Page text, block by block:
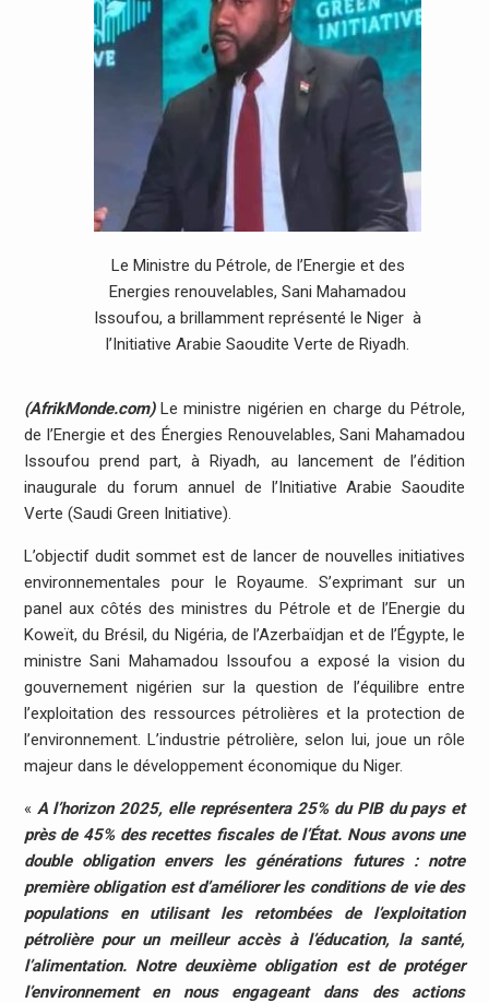
Le Ministre du Pétrole, de l’Energie et des
Energies renouvelables, Sani Mahamadou
Issoufou, a brillamment représenté le Niger à
l’Initiative Arabie Saoudite Verte de Riyadh.
(AfrikMonde.com)Le ministre nigérien en charge du Pétrole,
de l’Energie et des Énergies Renouvelables, Sani Mahamadou
Issoufou prend part, à Riyadh, au lancement de l’édition
inaugurale du forum annuel de l’Initiative Arabie Saoudite
Verte (Saudi Green Initiative).
L’objectif dudit sommet est de lancer de nouvelles initiatives
environnementales pour le Royaume. S’exprimant sur un
panel aux côtés des ministres du Pétrole et de l’Energie du
Koweït, du Brésil, du Nigéria, de l’Azerbaïdjan et de l’Égypte, le
ministre Sani Mahamadou Issoufou a exposé la vision du
gouvernement nigérien sur la question de l’équilibre entre
l’exploitation des ressources pétrolières et la protection de
l’environnement. L’industrie pétrolière, selon lui, joue un rôle
majeur dans le développement économique du Niger.
« A l’horizon 2025, elle représentera 25% du PIB du pays et
près de 45% des recettes fiscales de l’État. Nous avons une
double obligation envers les générations futures : notre
première obligation est d’améliorer les conditions de vie des
populations en utilisant les retombées de l’exploitation
pétrolière pour un meilleur accès à l’éducation, la santé,
l’alimentation. Notre deuxième obligation est de protéger
l’environnement en nous engageant dans des actions